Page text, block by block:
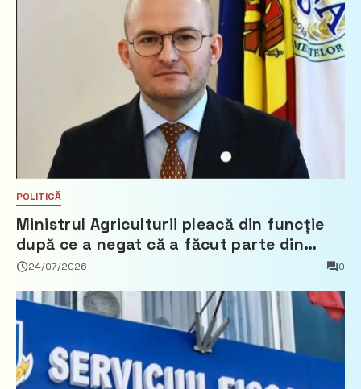
POLITICĂ
Ministrul Agriculturii pleacă din funcție
după ce a negat că a făcut parte din
Partidul Democrat
24/07/2026 0